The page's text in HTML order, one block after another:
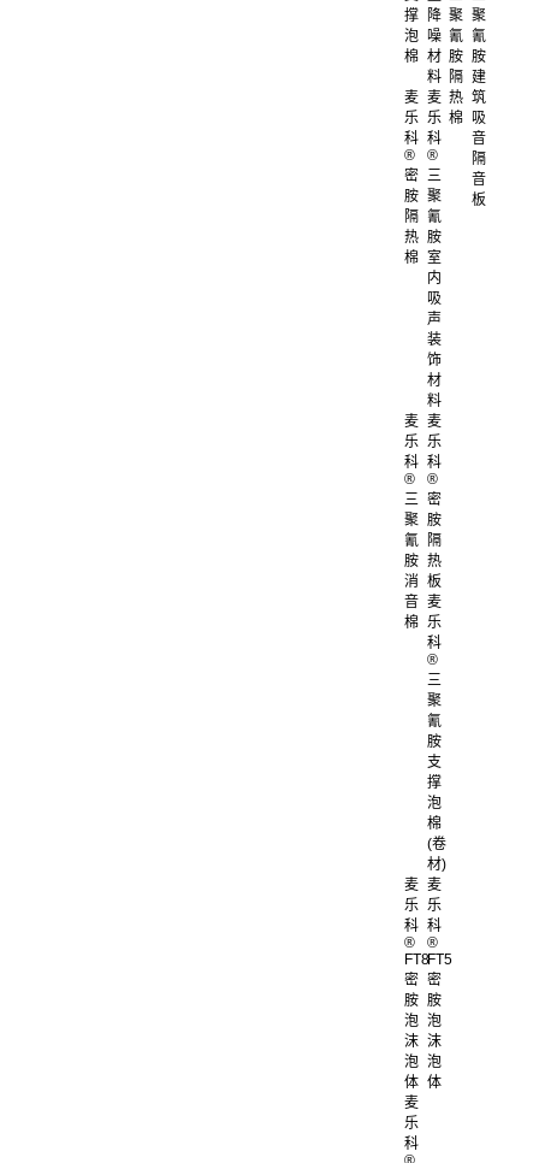
撑
泡
棉
降
噪
材
料
麦
乐
科
®
密
胺
隔
热
棉
麦
乐
科
®
三
聚
氰
胺
室
内
吸
声
装
饰
材
料
麦
乐
科
®
三
聚
氰
胺
消
音
棉
麦
乐
科
®
密
胺
隔
热
板
麦
乐
科
®
三
聚
氰
胺
支
撑
泡
棉
(卷
材)
麦
乐
科
®
FT8
密
胺
泡
沫
泡
体
麦
乐
科
®
FT5
密
胺
泡
沫
泡
体
麦
乐
科
聚
氰
胺
隔
热
棉
聚
氰
胺
建
筑
吸
音
隔
音
板